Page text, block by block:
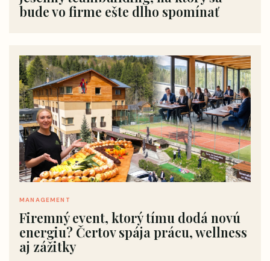
bude vo firme ešte dlho spomínať
MANAGEMENT
Firemný event, ktorý tímu dodá novú
energiu? Čertov spája prácu, wellness
aj zážitky